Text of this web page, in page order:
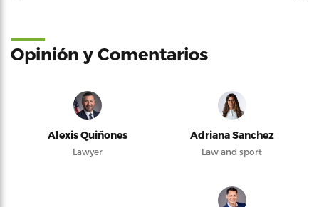
Opinión y Comentarios
Alexis Quiñones
Lawyer
Adriana Sanchez
Law and sport